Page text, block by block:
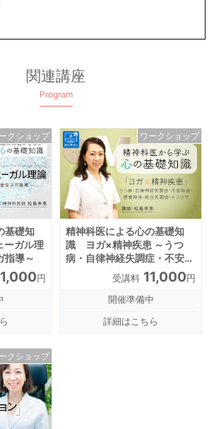
関連講座
Program
基礎知
ガル理
指導～
円
クショップ
精神科医による心の基礎知
識 ヨガ×精神疾患 ～うつ
病・自律神経失調症・不安障
害・摂食障害・統合失調症・
トラウマ～
受講料 11,000円
開催準備中
詳細はこちら
ワークショップ
クショップ